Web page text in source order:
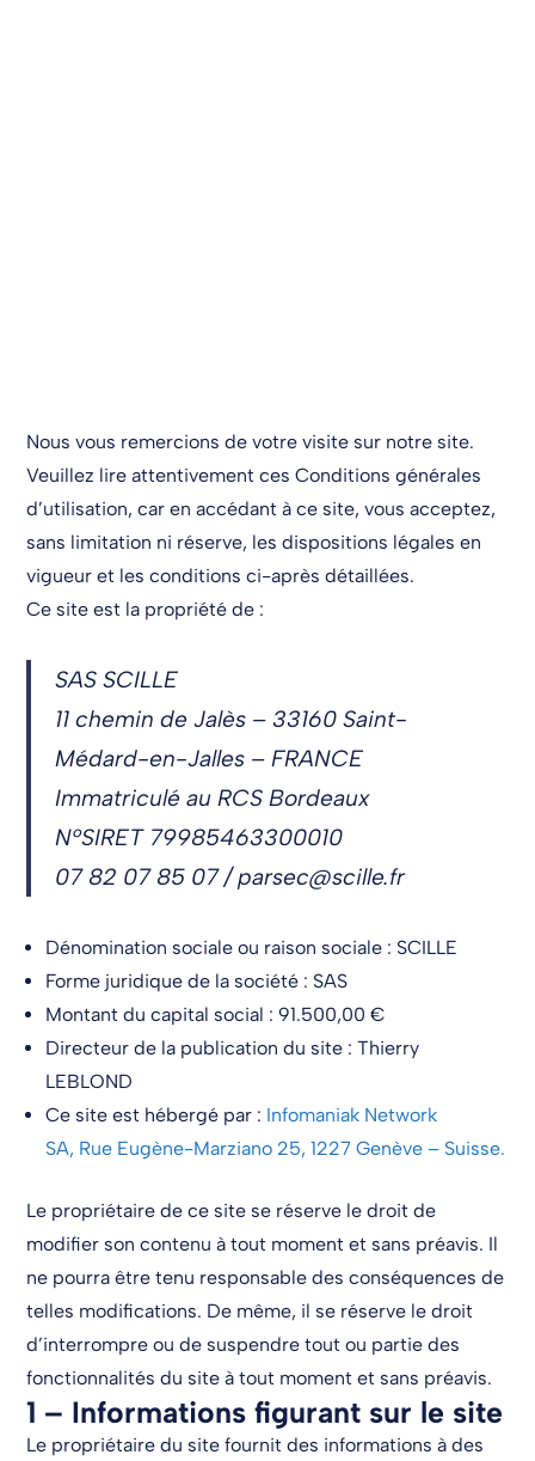
Nous vous remercions de votre visite sur notre site.
Veuillez lire attentivement ces Conditions générales
d’utilisation, car en accédant à ce site, vous acceptez,
sans limitation ni réserve, les dispositions légales en
vigueur et les conditions ci-après détaillées.
Ce site est la propriété de :
SAS SCILLE
11 chemin de Jalès – 33160 Saint-
Médard-en-Jalles – FRANCE
Immatriculé au RCS Bordeaux
N°SIRET 79985463300010
07 82 07 85 07 / parsec@scille.fr
Dénomination sociale ou raison sociale : SCILLE
Forme juridique de la société : SAS
Montant du capital social : 91.500,00 €
Directeur de la publication du site : Thierry
LEBLOND
Ce site est hébergé par : Infomaniak Network
SA, Rue Eugène-Marziano 25, 1227 Genève – Suisse.
Le propriétaire de ce site se réserve le droit de
modifier son contenu à tout moment et sans préavis. Il
ne pourra être tenu responsable des conséquences de
telles modifications. De même, il se réserve le droit
d’interrompre ou de suspendre tout ou partie des
fonctionnalités du site à tout moment et sans préavis.
1 – Informations figurant sur le site
Le propriétaire du site fournit des informations à des